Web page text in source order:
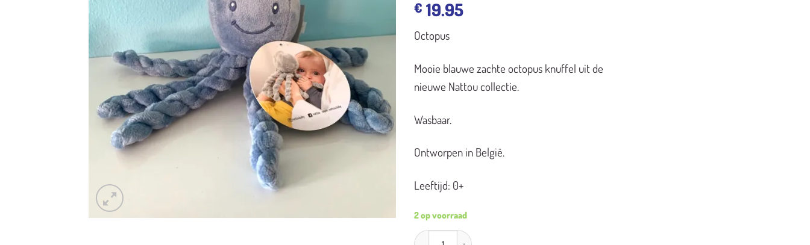
€ 19.95
Octopus
Mooie blauwe zachte octopus knuffel uit de
nieuwe Nattou collectie.
Wasbaar.
Ontworpen in België.
Leeftijd: 0+
2 op voorraad
Octopus aantal